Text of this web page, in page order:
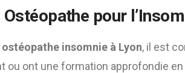
pour
ostéopathe insomnie à Lyon, il est
ou ont une formation approfondie